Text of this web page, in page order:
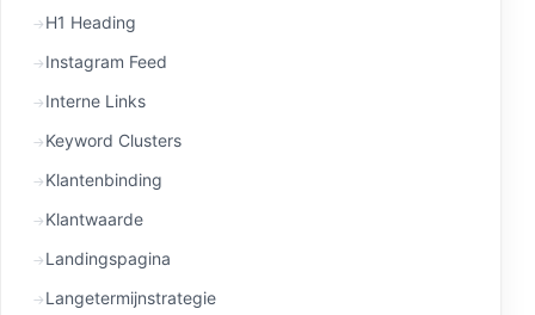
H1 Heading
Instagram Feed
Interne Links
Keyword Clusters
Klantenbinding
Klantwaarde
Landingspagina
Langetermijnstrategie